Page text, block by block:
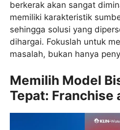
berkerak akan sangat
memiliki karakteristik
sehingga solusi yang
dihargai. Fokuslah untuk
masalah, bukan hanya
Memilih Model
Tepat: Franchise